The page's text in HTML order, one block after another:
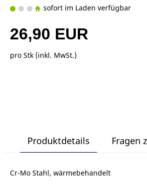
sofort im Laden verfügbar
26,90 EUR
pro Stk (inkl. MwSt.)
Produktdetails Fragen
Cr-Mo Stahl, wärmebehandelt